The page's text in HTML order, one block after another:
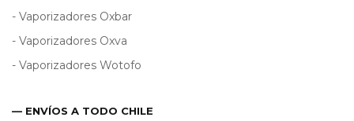
- Vaporizadores Oxbar
- Vaporizadores Oxva
- Vaporizadores Wotofo
— ENVÍOS A TODO CHILE